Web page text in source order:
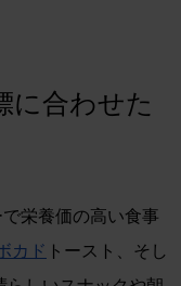
に合わせた
栄養価の高い食事
カド トースト、そし